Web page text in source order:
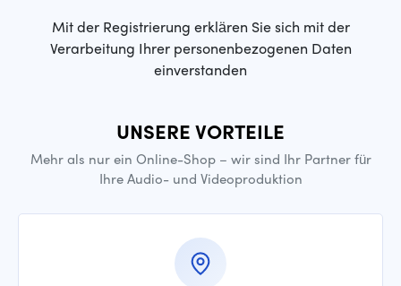
Mit der Registrierung erklären Sie sich mit der
Verarbeitung Ihrer personenbezogenen Daten
einverstanden
UNSERE VORTEILE
Mehr als nur ein Online-Shop – wir sind Ihr Partner für
Ihre Audio- und Videoproduktion